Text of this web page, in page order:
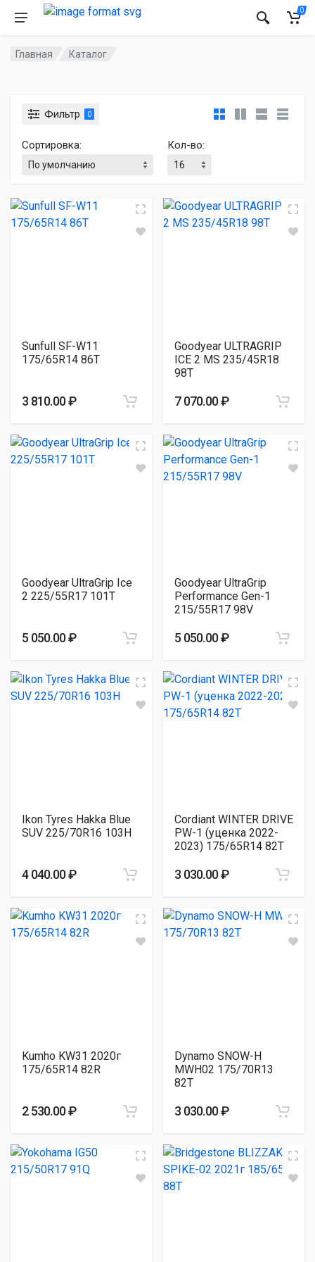
0
Главная Каталог
Фильтр 0
Сортировка: Кол-во:
Sunfull SF-W11
175/65R14 86T
3 810.00 ₽
Goodyear ULTRAGRIP
ICE 2 MS 235/45R18
98T
7 070.00 ₽
Goodyear UltraGrip Ice
2 225/55R17 101T
5 050.00 ₽
Goodyear UltraGrip
Performance Gen-1
215/55R17 98V
5 050.00 ₽
Ikon Tyres Hakka Blue
SUV 225/70R16 103H
4 040.00 ₽
Cordiant WINTER DRIVE
PW-1 (уценка 2022-
2023) 175/65R14 82T
3 030.00 ₽
Kumho KW31 2020г
175/65R14 82R
2 530.00 ₽
Dynamo SNOW-H
MWH02 175/70R13
82T
3 030.00 ₽